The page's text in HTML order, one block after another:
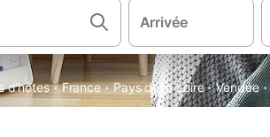
Arrivée
d'hôtes · France · Pays de la Loire · Vendée ·